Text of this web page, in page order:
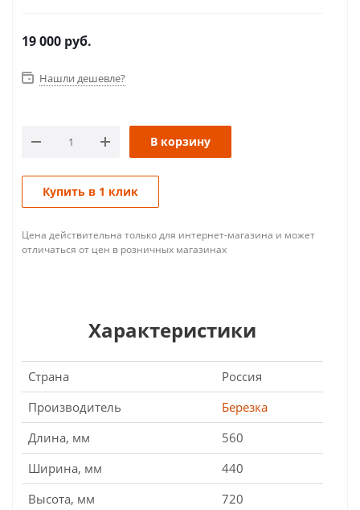
19 000 руб.
Нашли дешевле?
В корзину
Купить в 1 клик
Цена действительна только для интернет-магазина и может
отличаться от цен в розничных магазинах
Характеристики
Страна
Россия
Производитель
Березка
Длина, мм
560
Ширина, мм
440
Высота, мм
720